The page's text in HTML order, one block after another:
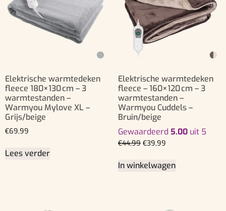
Elektrische warmtedeken
fleece 180×130 cm – 3
warmtestanden –
Warmyou Mylove XL –
Grijs/beige
€69,99
Lees verder
Elektrische warmtedeken
fleece – 160×120 cm – 3
warmtestanden –
Warmyou Cuddels –
Bruin/beige
Gewaardeerd 5.00 uit 5
€44,99 €39,99
In winkelwagen